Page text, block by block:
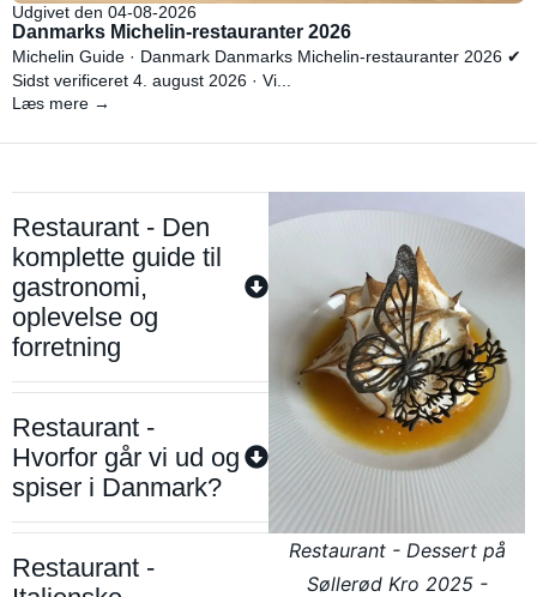
Udgivet den 04-08-2026
Danmarks Michelin-restauranter 2026
Michelin Guide · Danmark Danmarks Michelin-restauranter 2026 ✔
Sidst verificeret 4. august 2026 · Vi...
Læs mere →
Restaurant - Den
komplette guide til
gastronomi,
oplevelse og
forretning
Restaurant -
Hvorfor går vi ud og
spiser i Danmark?
Restaurant -
Restaurant - Dessert på
Søllerød Kro 2025 -